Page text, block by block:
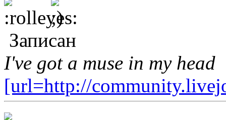
Записан
I've got a muse in my head
[url=http://